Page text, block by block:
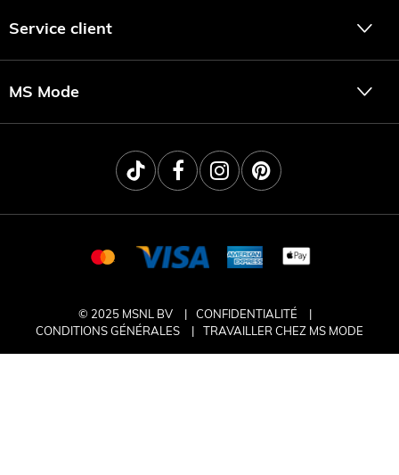
Service client
MS Mode
© 2025 MSNL BV
CONFIDENTIALITÉ
CONDITIONS GÉNÉRALES
TRAVAILLER CHEZ MS MODE